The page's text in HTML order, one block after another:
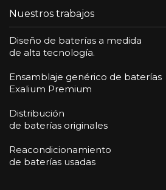
Nuestros trabajos
Diseño de baterías a medida
de alta tecnología.
Ensamblaje genérico de baterías
Exalium Premium
Distribución
de baterías originales
Reacondicionamiento
de baterías usadas